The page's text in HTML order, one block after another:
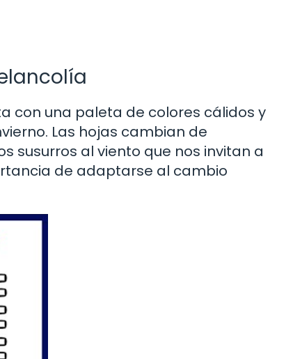
con una paleta de colores cálidos y
Las hojas cambian de
susurros al viento que nos invitan a
de adaptarse al cambio